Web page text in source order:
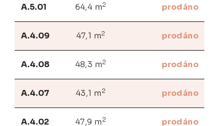
A.5.01 64,4 m2 prodáno
A.4.09 47,1 m2 prodáno
A.4.08 48,3 m2 prodáno
A.4.07 43,1 m 2 prodáno
A.4.02 47,9 m 2 prodáno